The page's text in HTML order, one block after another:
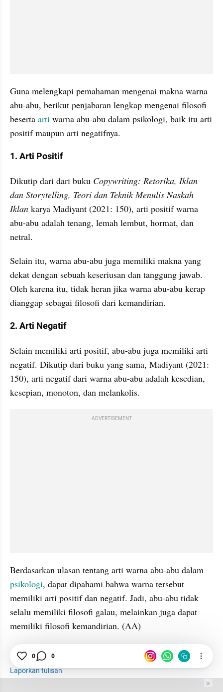
Guna melengkapi pemahaman mengenai makna warna
abu-abu, berikut penjabaran lengkap mengenai filosofi
beserta arti warna abu-abu dalam psikologi, baik itu arti
positif maupun arti negatifnya.
1. Arti Positif
Dikutip dari dari buku Copywriting: Retorika, Iklan
dan Storytelling, Teori dan Teknik Menulis Naskah
Iklan karya Madiyant (2021: 150), arti positif warna
abu-abu adalah tenang, lemah lembut, hormat, dan
netral.
Selain itu, warna abu-abu juga memiliki makna yang
dekat dengan sebuah keseriusan dan tanggung jawab.
Oleh karena itu, tidak heran jika warna abu-abu kerap
dianggap sebagai filosofi dari kemandirian.
2. Arti Negatif
Selain memiliki arti positif, abu-abu juga memiliki arti
negatif. Dikutip dari buku yang sama, Madiyant (2021:
150), arti negatif dari warna abu-abu adalah kesedian,
kesepian, monoton, dan melankolis.
ADVERTISEMENT
psikologi, dapat dipahami bahwa warna tersebut
memiliki arti positif dan negatif. Jadi, abu-abu tidak
selalu memiliki filosofi galau, melainkan juga dapat
memiliki filosofi kemandirian. (AA)
Warna Arti
Laporkan tulisan
0 0